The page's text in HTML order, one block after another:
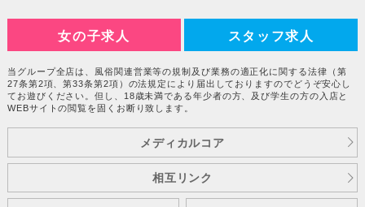
女の子求人 スタッフ求人
当グループ全店は、風俗関連営業等の規制及び業務の適正化に関する法律（第
27条第2項、第33条第2項）の法規定により届出しておりますのでどうぞ安心し
てお遊びください。但し、18歳未満である年少者の方、及び学生の方の入店と
WEBサイトの閲覧を固くお断り致します。
メディカルコア
相互リンク